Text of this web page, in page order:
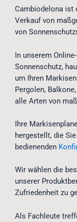
Cambiodelona ist
Verkauf von
von
In unserem
Sonnenschutz,
um Ihren
Pergolen,
alle Arten von
Ihre
hergestellt, die
bedienenden
Wir wählen die
unserer
Zufriedenheit zu
Als Fachleute